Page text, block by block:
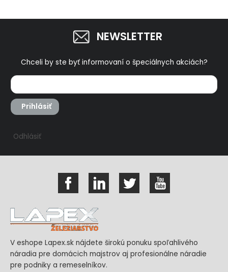
NEWSLETTER
Chceli by ste byť informovaní o špeciálnych akciách?
Prihlásiť
Odhlásiť
V eshope Lapex.sk nájdete širokú ponuku spoľahlivého
náradia pre domácich majstrov aj profesionálne náradie
pre podniky a remeselníkov.